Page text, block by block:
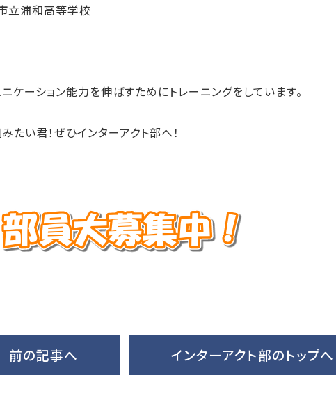
浦和高等学校
ケーション能力を伸ばすためにトレーニングをしています。
たい君！ぜひインターアクト部へ！
前の記事へ インターアクト部のトップへ